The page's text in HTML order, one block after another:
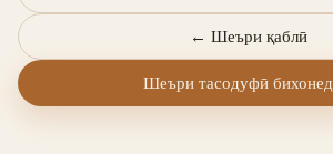
← Шеъри қаблӣ
Шеъри тасодуфӣ бихонед